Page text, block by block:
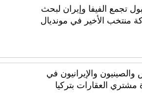
تجمع الفيفا وإيران لبحث
منتخب الأخير في مونديال
والصينيون والإيرانيون في
مشتري العقارات بتركيا